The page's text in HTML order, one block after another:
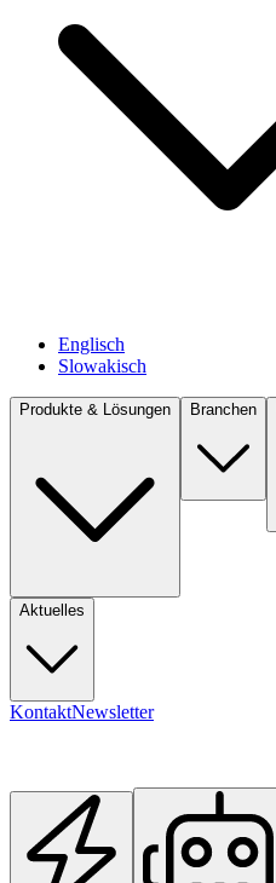
Englisch
Slowakisch
Produkte & Lösungen Branchen
Aktuelles
KontaktNewsletter